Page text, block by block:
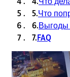
5.Что
6.Выгоды
7.FAQ